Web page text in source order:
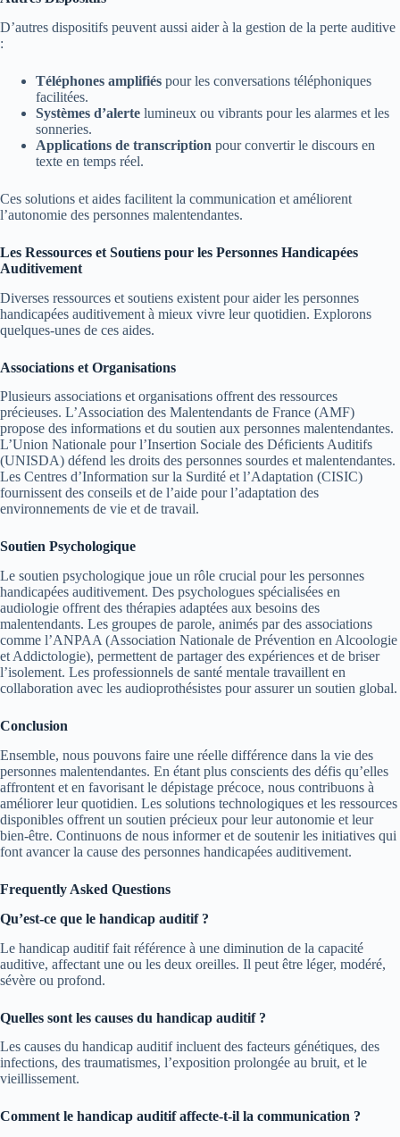
D’autres dispositifs peuvent aussi aider à la gestion de la perte auditive
:
Téléphones amplifiés pour les conversations téléphoniques
facilitées.
Systèmes d’alerte lumineux ou vibrants pour les alarmes et les
sonneries.
Applications de transcription pour convertir le discours en
texte en temps réel.
Ces solutions et aides facilitent la communication et améliorent
l’autonomie des personnes malentendantes.
Les Ressources et Soutiens pour les Personnes Handicapées
Auditivement
Diverses ressources et soutiens existent pour aider les personnes
handicapées auditivement à mieux vivre leur quotidien. Explorons
quelques-unes de ces aides.
Associations et Organisations
Plusieurs associations et organisations offrent des ressources
précieuses. L’Association des Malentendants de France (AMF)
propose des informations et du soutien aux personnes malentendantes.
L’Union Nationale pour l’Insertion Sociale des Déficients Auditifs
(UNISDA) défend les droits des personnes sourdes et malentendantes.
Les Centres d’Information sur la Surdité et l’Adaptation (CISIC)
fournissent des conseils et de l’aide pour l’adaptation des
environnements de vie et de travail.
Soutien Psychologique
Le soutien psychologique joue un rôle crucial pour les personnes
handicapées auditivement. Des psychologues spécialisées en
audiologie offrent des thérapies adaptées aux besoins des
malentendants. Les groupes de parole, animés par des associations
comme l’ANPAA (Association Nationale de Prévention en Alcoologie
et Addictologie), permettent de partager des expériences et de briser
l’isolement. Les professionnels de santé mentale travaillent en
collaboration avec les audioprothésistes pour assurer un soutien global.
Conclusion
Ensemble, nous pouvons faire une réelle différence dans la vie des
personnes malentendantes. En étant plus conscients des défis qu’elles
affrontent et en favorisant le dépistage précoce, nous contribuons à
améliorer leur quotidien. Les solutions technologiques et les ressources
disponibles offrent un soutien précieux pour leur autonomie et leur
bien-être. Continuons de nous informer et de soutenir les initiatives qui
font avancer la cause des personnes handicapées auditivement.
Frequently Asked Questions
Qu’est-ce que le handicap auditif ?
Le handicap auditif fait référence à une diminution de la capacité
auditive, affectant une ou les deux oreilles. Il peut être léger, modéré,
sévère ou profond.
Quelles sont les causes du handicap auditif ?
Les causes du handicap auditif incluent des facteurs génétiques, des
infections, des traumatismes, l’exposition prolongée au bruit, et le
vieillissement.
Comment le handicap auditif affecte-t-il la communication ?